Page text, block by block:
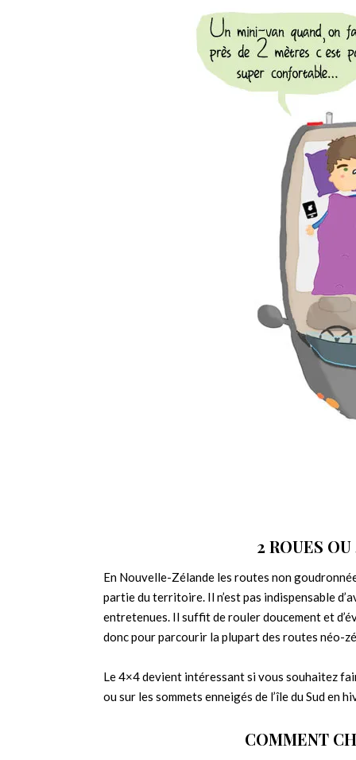
2 ROUES
En Nouvelle-Zélande les routes non
partie du territoire. Il n’est pas indispensable
entretenues. Il suffit de rouler doucement et
donc pour parcourir la plupart des routes néo-
Le 4×4 devient intéressant si vous souhaitez
ou sur les sommets enneigés de l’île du Sud en
COMMENT